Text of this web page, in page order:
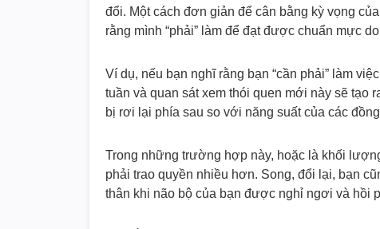
đổi. Một cách đơn giản để cân bằng kỳ vọng
rằng mình “phải” làm để đạt được chuẩn mực
Ví dụ, nếu bạn nghĩ rằng bạn “cần phải” làm
tuần và quan sát xem thói quen mới này sẽ tạo
bị rơi lại phía sau so với năng suất của các
Trong những trường hợp này, hoặc là khối
phải trao quyền nhiều hơn. Song, đổi lại, bạn
thân khi não bộ của bạn được nghỉ ngơi và hồi